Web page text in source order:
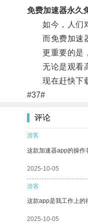
免费加速器永久
如今，人们对
而免费加速器
更重要的是，
无论是观看高
现在赶快下载
#37#
评论
游客
这款加速器app的操作
2025-10-05
游客
这款app是我工作上的
2025-10-05